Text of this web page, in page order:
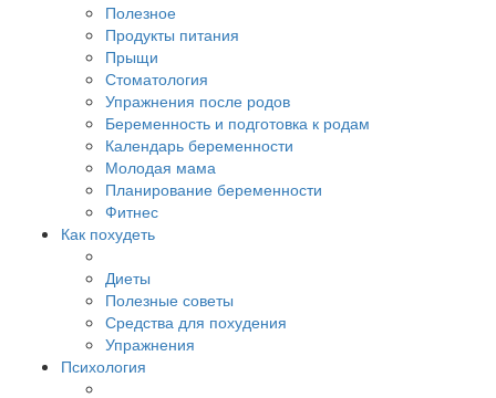
Полезное
Продукты питания
Прыщи
Стоматология
Упражнения после родов
Беременность и подготовка к родам
Календарь беременности
Молодая мама
Планирование беременности
Фитнес
Как похудеть
Диеты
Полезные советы
Средства для похудения
Упражнения
Психология